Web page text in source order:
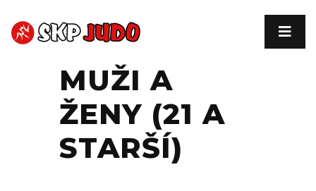
MUŽI A
ŽENY (21 A
STARŠÍ)